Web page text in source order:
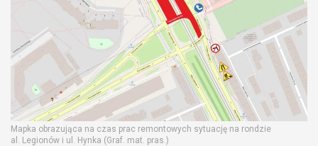
Mapka obrazująca na czas prac remontowych sytuację na rondzie
al. Legionów i ul. Hynka (Graf. mat. pras.)